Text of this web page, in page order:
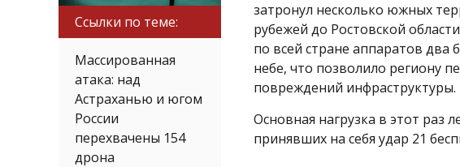
Ссылки по теме:
Массированная
атака: над
Астраханью и югом
России
перехвачены 154
дрона
затронул несколько южных
рубежей до Ростовской
по всей стране аппаратов
небе, что позволило региону
повреждений инфраструктуры.
Основная нагрузка в этот раз
принявших на себя удар 21